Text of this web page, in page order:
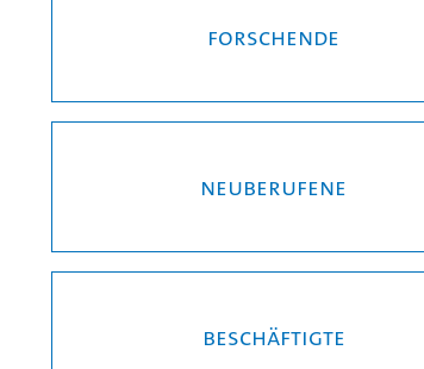
Forschende
Neuberufene
Beschäftigte